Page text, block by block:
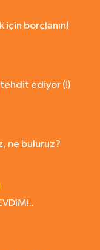
için borçlanın!
tehdit ediyor (!)
ne buluruz?